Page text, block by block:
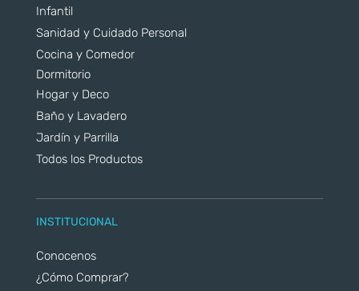
Infantil
Sanidad y Cuidado Personal
Cocina y Comedor
Dormitorio
Hogar y Deco
Baño y Lavadero
Jardín y Parrilla
Todos los Productos
INSTITUCIONAL
Conocenos
¿Cómo Comprar?